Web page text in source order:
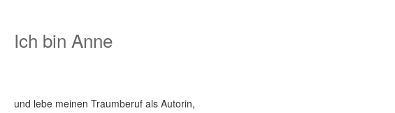
Ich bin Anne
und lebe meinen Traumberuf als Autorin,